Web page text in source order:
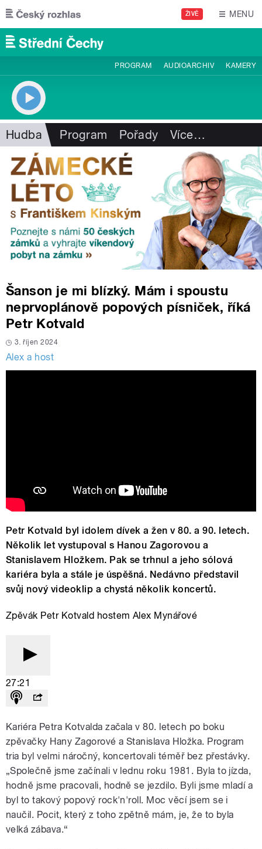
Přejít k hlavnímu obsahu
ŽIVĚ MENU
PROGRAM AUDIOARCHIV KAMERY
Hudba Program Pořady Více…
Šanson je mi blízký. Mám i spoustu
neprvoplánově popových písniček, říká
Petr Kotvald
3. říjen 2024
Alex a host
Petr Kotvald byl idolem dívek a žen v 80. a 90. letech.
Několik let vystupoval s Hanou Zagorovou a
Stanislavem Hložkem. Pak se trhnul a jeho sólová
kariéra byla a stále je úspěšná. Nedávno představil
svůj nový videoklip a chystá několik koncertů.
Zpěvák Petr Kotvald hostem Alex Mynářové
27:21
Kariéra Petra Kotvalda začala v 80. letech po boku
zpěvačky Hany Zagorové a Stanislava Hložka. Program
tria byl velmi náročný, koncertovali téměř bez přestávky.
„Společně jsme začínali v lednu roku 1981. Byla to jízda,
hodně jsme pracovali, hodně se jezdilo. Byli jsme mladí a
byl to takový popový rock'n'roll. Moc věcí jsem se i
naučil. Pocit, který z toho zpětně mám, je, že to byla
velká zábava.“